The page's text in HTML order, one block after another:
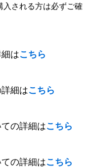
入される方は必ずご確
はこちら
細はこちら
の詳細はこちら
の詳細はこちら